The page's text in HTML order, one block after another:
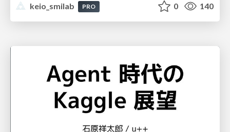
keio_smilab
PRO 0 140